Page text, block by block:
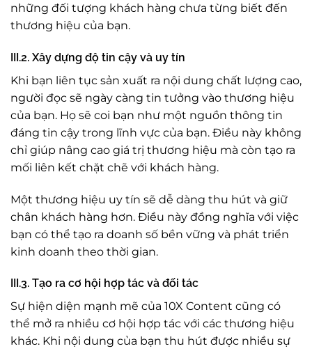
những đối tượng khách hàng chưa từng biết đến
thương hiệu của bạn.
III.2. Xây dựng độ tin cậy và uy tín
Khi bạn liên tục sản xuất ra nội dung chất lượng cao,
người đọc sẽ ngày càng tin tưởng vào thương hiệu
của bạn. Họ sẽ coi bạn như một nguồn thông tin
đáng tin cậy trong lĩnh vực của bạn. Điều này không
chỉ giúp nâng cao giá trị thương hiệu mà còn tạo ra
mối liên kết chặt chẽ với khách hàng.
Một thương hiệu uy tín sẽ dễ dàng thu hút và giữ
chân khách hàng hơn. Điều này đồng nghĩa với việc
bạn có thể tạo ra doanh số bền vững và phát triển
kinh doanh theo thời gian.
III.3. Tạo ra cơ hội hợp tác và đối tác
Sự hiện diện mạnh mẽ của 10X Content cũng có
thể mở ra nhiều cơ hội hợp tác với các thương hiệu
khác. Khi nội dung của bạn thu hút được nhiều sự